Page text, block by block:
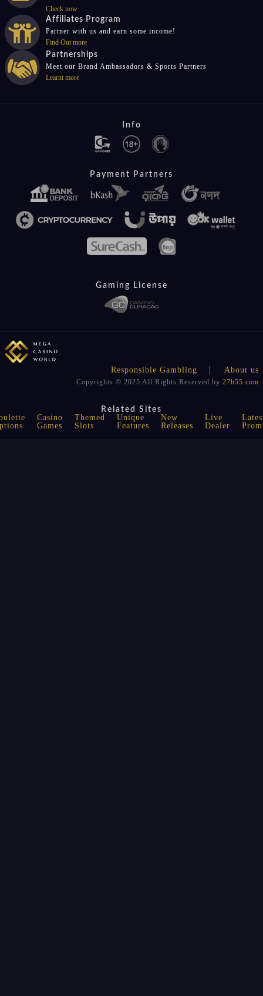
Check now
Affiliates Program
Partner with us and earn some income!
Find Out more
Partnerships
Meet our Brand Ambassadors & Sports Partners
Learnt more
Info
Payment Partners
Gaming License
Responsible Gambling About us
Copyrights © 2025 All Rights Reserved by 27b55.com
Related Sites
Casino
Games
Themed
Slots
Unique
Features
New
Releases
Live
Dealer